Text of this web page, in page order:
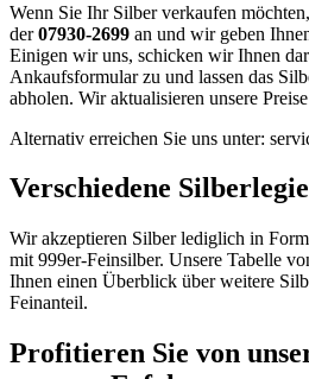
Wenn Sie Ihr Silber verkaufen
der07930-2699 an und wir geben
Einigen wir uns, schicken wir Ihnen
Ankaufsformular zu und lassen das
abholen. Wir aktualisieren unsere
Alternativ erreichen Sie uns unter:
Verschiedene
Wir akzeptieren Silber lediglich in
mit 999er-Feinsilber. Unsere Tabelle
Ihnen einen Überblick über weitere
Feinanteil.
Profitieren Sie von